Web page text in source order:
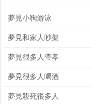
夢見小狗游泳
夢見和家人吵架
夢見很多人帶孝
夢見很多人喝酒
夢見殺死很多人